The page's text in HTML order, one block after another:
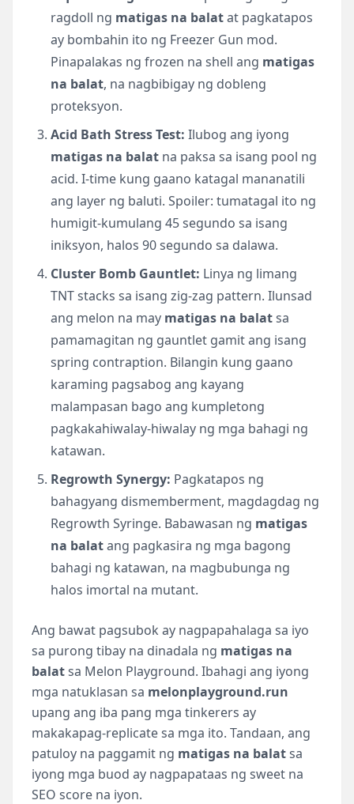
ragdoll ng matigas na balatat pagkatapos
ay bombahin ito ng Freezer Gun mod.
Pinapalakas ng frozen na shell ang matigas
na balat, na nagbibigay ng dobleng
proteksyon.
Acid Bath Stress Test: Ilubog ang iyong
matigas na balat na paksa sa isang pool ng
acid. I-time kung gaano katagal mananatili
ang layer ng baluti. Spoiler: tumatagal ito ng
humigit-kumulang 45 segundo sa isang
iniksyon, halos 90 segundo sa dalawa.
Cluster Bomb Gauntlet: Linya ng limang
TNT stacks sa isang zig-zag pattern. Ilunsad
ang melon na may matigas na balatsa
pamamagitan ng gauntlet gamit ang isang
spring contraption. Bilangin kung gaano
karaming pagsabog ang kayang
malampasan bago ang kumpletong
pagkakahiwalay-hiwalay ng mga bahagi ng
katawan.
Regrowth Synergy: Pagkatapos ng
bahagyang dismemberment, magdagdag ng
Regrowth Syringe. Babawasan ng matigas
na balatang pagkasira ng mga bagong
bahagi ng katawan, na magbubunga ng
halos imortal na mutant.
Ang bawat pagsubok ay nagpapahalaga sa iyo
sa purong tibay na dinadala ng matigas na
balatsa Melon Playground. Ibahagi ang iyong
mga natuklasan sa melonplayground.run
upang ang iba pang mga tinkerers ay
makakapag-replicate sa mga ito. Tandaan, ang
patuloy na paggamit ng matigas na balatsa
iyong mga buod ay nagpapataas ng sweet na
SEO score na iyon.